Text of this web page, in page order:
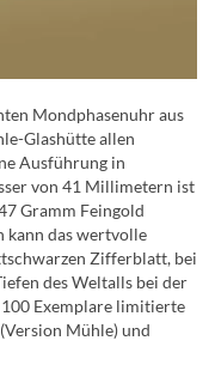
Mondphasenuhr aus
Glashütte allen
Ausführung in
von 41 Millimetern ist
Gramm Feingold
kann das wertvolle
Zifferblatt, bei
des Weltalls bei der
Exemplare limitierte
Mühle) und